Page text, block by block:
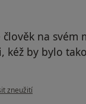
na svém
by bylo
uživatele pacientka
zneužití